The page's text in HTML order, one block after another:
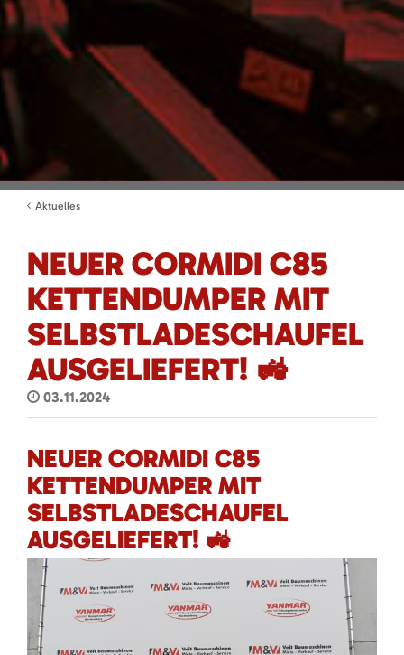
Aktuelles
NEUER CORMIDI C85
KETTENDUMPER MIT
SELBSTLADESCHAUFEL
AUSGELIEFERT! 🚜
03.11.2024
NEUER CORMIDI C85
KETTENDUMPER MIT
SELBSTLADESCHAUFEL
AUSGELIEFERT! 🚜